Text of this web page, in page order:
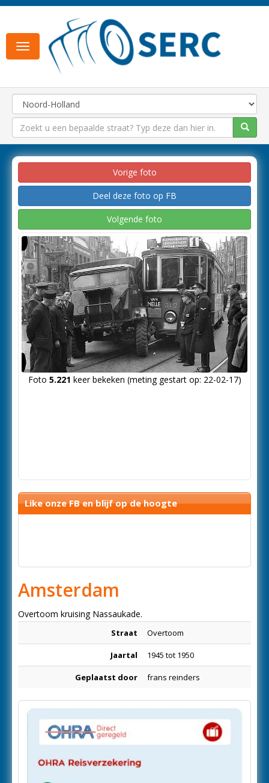
Toggle
navigation
Vorige foto
Deel deze foto op FB
Volgende foto
Foto 5.221 keer bekeken (meting gestart op: 22-02-17)
Like onze FB en blijf op de hoogte
Amsterdam
Overtoom kruising Nassaukade.
Straat Overtoom
Jaartal 1945 tot 1950
Geplaatst door frans reinders